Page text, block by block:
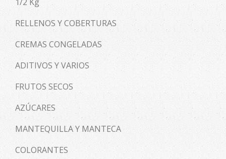
RELLENOS Y COBERTURAS
CREMAS CONGELADAS
ADITIVOS Y VARIOS
FRUTOS SECOS
AZÚCARES
MANTEQUILLA Y MANTECA
COLORANTES